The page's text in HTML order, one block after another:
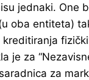
jednaki. One
oba entiteta)
je za
za